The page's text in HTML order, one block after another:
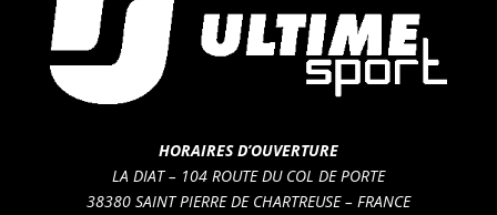
HORAIRES D’OUVERTURE
LA DIAT – 104 ROUTE DU COL DE PORTE
38380 SAINT PIERRE DE CHARTREUSE – FRANCE